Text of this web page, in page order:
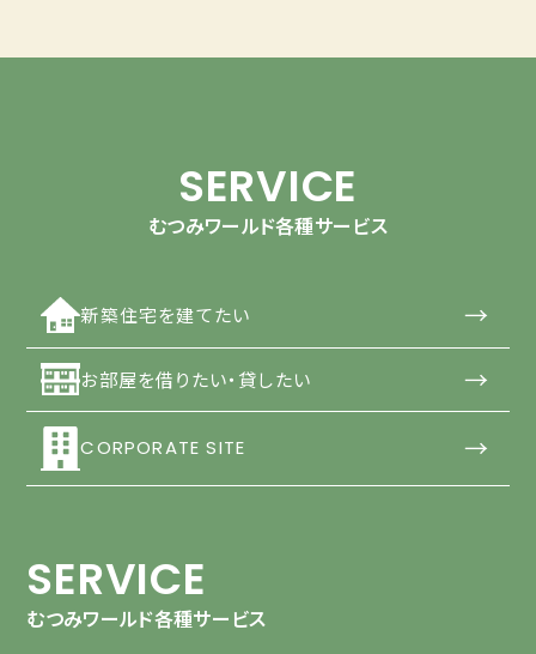
SERVICE
むつみワールド各種サービス
新築住宅を建てたい →
お部屋を借りたい・貸したい →
CORPORATE SITE →
SERVICE
むつみワールド各種サービス